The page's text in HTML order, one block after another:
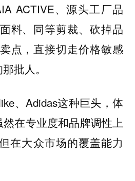
ACTIVE、源头工厂品
料、同等剪裁、砍掉品
点，直接切走价格敏感
批人。
、Adidas这种巨头，体
在专业度和品牌调性上
在大众市场的覆盖能力